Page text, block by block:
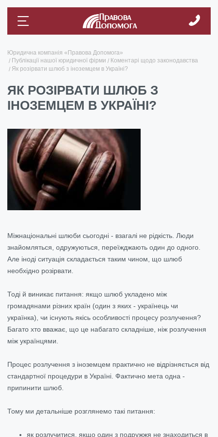
Юридична компанія «Правова Допомога»
Публікації нашої юридичної фірми
Коментарі щодо законодавства
Як розірвати шлюб з іноземцем в Україні?
ЯК РОЗІРВАТИ ШЛЮБ З
ІНОЗЕМЦЕМ В УКРАЇНІ?
Міжнаціональні шлюби сьогодні - взагалі не рідкість. Люди
знайомляться, одружуються, переїжджають один до одного.
Але іноді ситуація складається таким чином, що шлюб
необхідно розірвати.
Тоді й виникає питання: якщо шлюб укладено між
громадянами різних країн (один з яких - українець чи
українка), чи існують якісь особливості процесу розлучення?
Багато хто вважає, що це набагато складніше, ніж розлучення
між українцями.
Процес розлучення з іноземцем практично не відрізняється від
стандартної процедури в Україні. Фактично мета одна -
припинити шлюб.
Тому ми детальніше розглянемо такі питання:
як розлучитися, якщо один з подружжя не знаходиться в